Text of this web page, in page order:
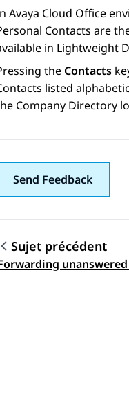
Avaya Cloud Office
Contacts are
in Lightweight
the Contacts
listed
Company Directory
Send Feedback
par
Sujet précédent